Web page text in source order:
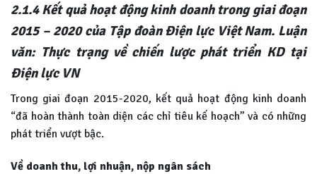
2.1.4 Kết quả hoạt động kinh doanh trong giai đoạn
2015 – 2020 của Tập đoàn Điện lực Việt Nam. Luận
văn: Thực trạng về chiến lược phát triển KD tại
Điện lực VN
Trong giai đoạn 2015-2020, kết quả hoạt động kinh doanh
“đã hoàn thành toàn diện các chỉ tiêu kế hoạch” và có những
phát triển vượt bậc.
Về doanh thu, lợi nhuận, nộp ngân sách